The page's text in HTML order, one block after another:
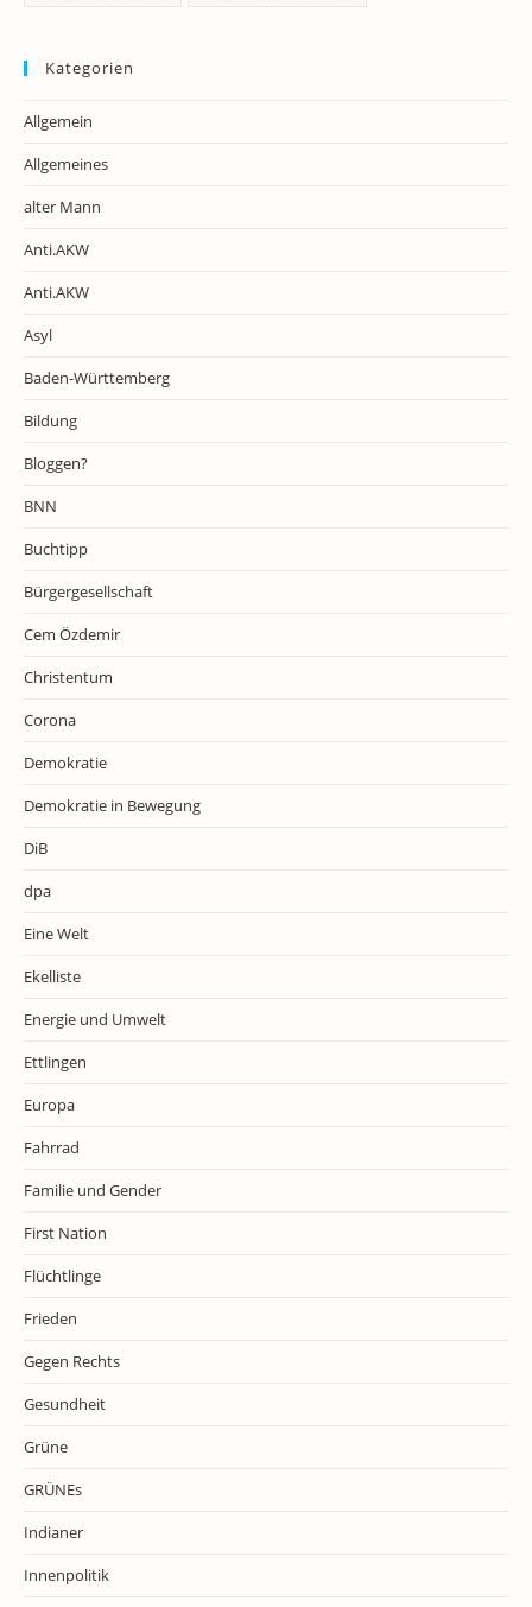
Kategorien
Allgemein
Allgemeines
alter Mann
Anti.AKW
Anti.AKW
Asyl
Baden-Württemberg
Bildung
Bloggen?
BNN
Buchtipp
Bürgergesellschaft
Cem Özdemir
Christentum
Corona
Demokratie
Demokratie in Bewegung
DiB
dpa
Eine Welt
Ekelliste
Energie und Umwelt
Ettlingen
Europa
Fahrrad
Familie und Gender
First Nation
Flüchtlinge
Frieden
Gegen Rechts
Gesundheit
Grüne
GRÜNEs
Indianer
Innenpolitik